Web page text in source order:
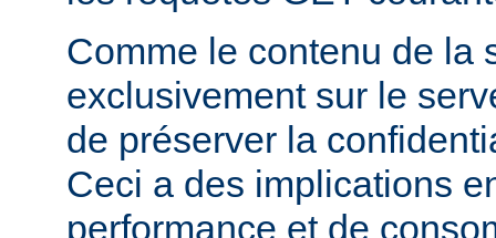
Comme le contenu de la
exclusivement sur le
de préserver la
Ceci a des implications
performance et de